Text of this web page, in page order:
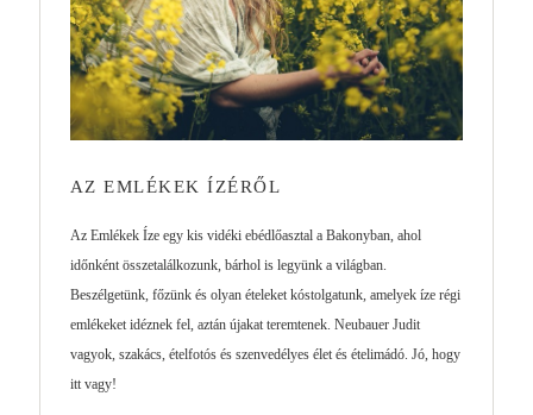
AZ EMLÉKEK ÍZÉRŐL
Az Emlékek Íze egy kis vidéki ebédlőasztal a Bakonyban, ahol
időnként összetalálkozunk, bárhol is legyünk a világban.
Beszélgetünk, főzünk és olyan ételeket kóstolgatunk, amelyek íze régi
emlékeket idéznek fel, aztán újakat teremtenek. Neubauer Judit
vagyok, szakács, ételfotós és szenvedélyes élet és ételimádó. Jó, hogy
itt vagy!